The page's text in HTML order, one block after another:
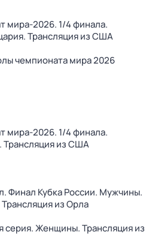
мира-2026. 1/4 финала.
Трансляция из США
чемпионата мира 2026
мира-2026. 1/4 финала.
Трансляция из США
Финал Кубка России. Мужчины.
из Орла
серия. Женщины. Трансляция из